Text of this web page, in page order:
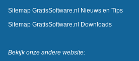
Sitemap GratisSoftware.nl Nieuws en Tips
Sitemap GratisSoftware.nl Downloads
Bekijk onze andere website: